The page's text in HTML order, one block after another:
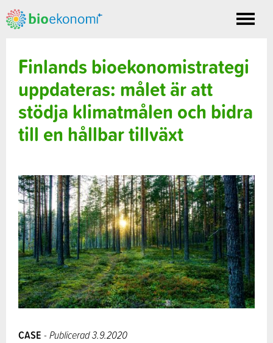
Toggle
Finlands bioekonomistrategi
uppdateras: målet är att
stödja klimatmålen och bidra
till en hållbar tillväxt
CASE - Publicerad 3.9.2020